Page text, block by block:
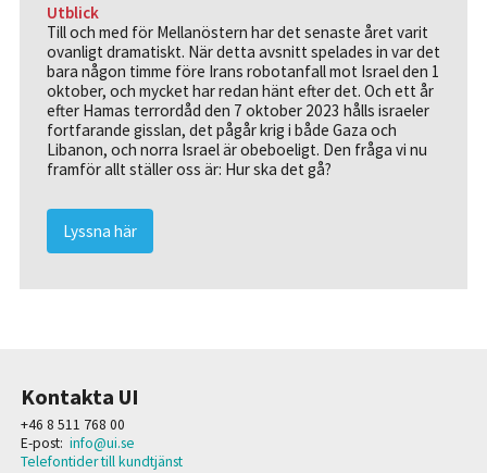
Utblick
Till och med för Mellanöstern har det senaste året varit
ovanligt dramatiskt. När detta avsnitt spelades in var det
bara någon timme före Irans robotanfall mot Israel den 1
oktober, och mycket har redan hänt efter det. Och ett år
efter Hamas terrordåd den 7 oktober 2023 hålls israeler
fortfarande gisslan, det pågår krig i både Gaza och
Libanon, och norra Israel är obeboeligt. Den fråga vi nu
framför allt ställer oss är: Hur ska det gå?
Lyssna här
Kontakta UI
+46 8 511 768 00
E-post: info@ui.se
Telefontider till kundtjänst